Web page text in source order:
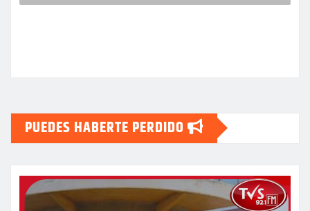
PUEDES HABERTE PERDIDO